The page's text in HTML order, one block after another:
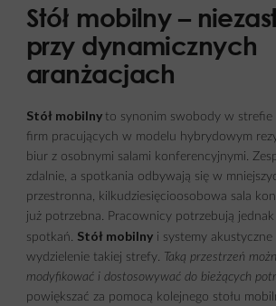
Stół mobilny –
przy dynamicznych
aranżacjach
Stół mobilny to synonim swobody w strefie
firm pracujących w modelu hybrydowym
biur z osobnymi salami konferencyjnymi.
zdalnie, a spotkania odbywają się w
przestronna, kilkudziesięcioosobowa sala
już potrzebna. Pracownicy potrzebują jednak
spotkań. Stół mobilny i systemy akustyczne
wydzielenie takiej strefy. Taką przestrzeń
modyfikować i dostosowywać do bieżących
powiększać za pomocą kolejnego stołu